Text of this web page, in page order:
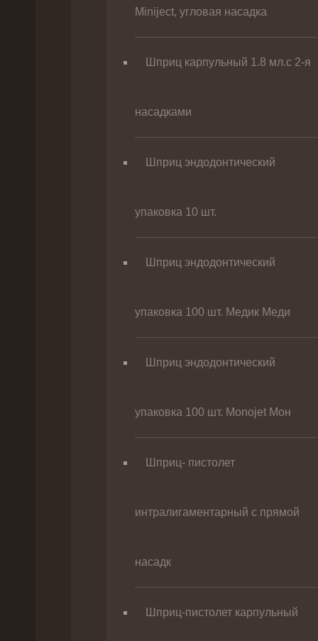
Miniject, угловая насадка
Шприц карпульный 1.8 мл.с 2-я
насадками
Шприц эндодонтический
упаковка 10 шт.
Шприц эндодонтический
упаковка 100 шт. Медик Меди
Шприц эндодонтический
упаковка 100 шт. Monojet Мон
Шприц- пистолет
интралигаментарный с прямой
насадк
Шприц-пистолет карпульный